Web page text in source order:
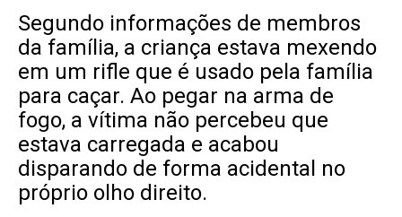
Segundo informações de membros
da família, a criança estava mexendo
em um rifle que é usado pela família
para caçar. Ao pegar na arma de
fogo, a vítima não percebeu que
estava carregada e acabou
disparando de forma acidental no
próprio olho direito.